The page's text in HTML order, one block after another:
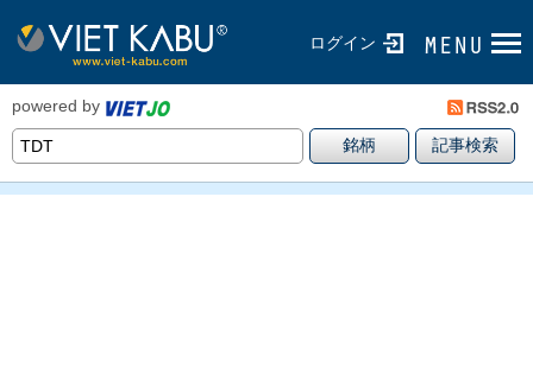
ログイン
powered by